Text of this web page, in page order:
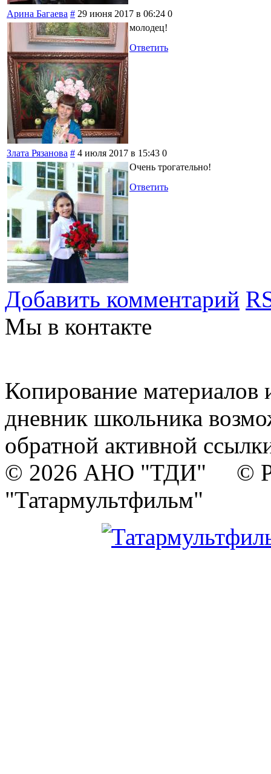
Арина Багаева # 29 июня 2017 в 06:24 0
молодец!
Ответить
Злата Рязанова # 4 июля 2017 в 15:43 0
Очень трогательно!
Ответить
Добавить комментарий
Мы в контакте
Копирование материалов
дневник школьника
обратной активной
© 2026 АНО "ТДИ" ©
"Татармультфильм"